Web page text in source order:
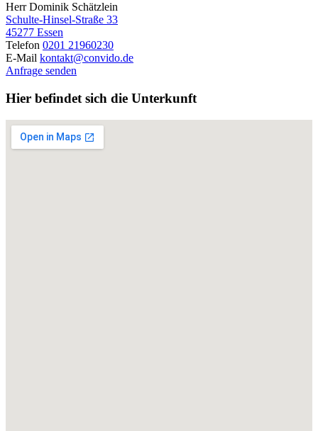
Herr Dominik Schätzlein
Schulte-Hinsel-Straße 33
45277 Essen
Telefon 0201 21960230
E-Mail kontakt@convido.de
Anfrage senden
Hier befindet sich die Unterkunft